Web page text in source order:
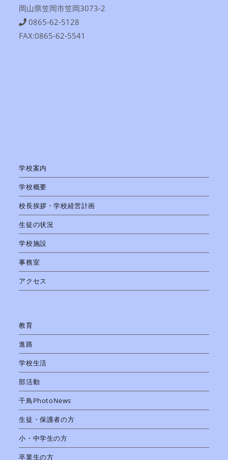
岡山県笠岡市笠岡3073-2
0865-62-5128
FAX:0865-62-5541
学校案内
学校概要
校長挨拶・学校経営計画
生徒の状況
学校施設
事務室
アクセス
教育
進路
学校生活
部活動
千鳥PhotoNews
生徒・保護者の方
小・中学生の方
卒業生の方